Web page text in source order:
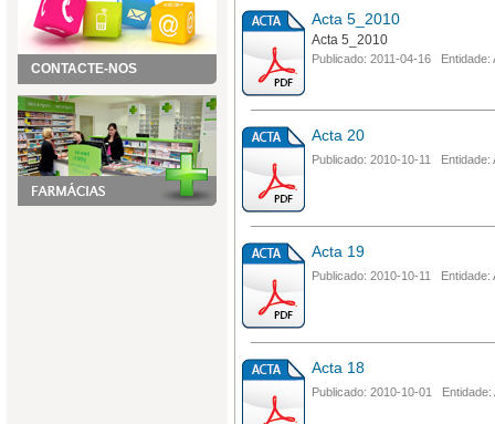
CONTACTE-NOS
Acta 5_2010
Acta 5_2010
Publicado: 2011-04-16 Entidade:
Acta 20
Publicado: 2010-10-11 Entidade:
Acta 19
Publicado: 2010-10-11 Entidade:
Acta 18
Publicado: 2010-10-01 Entidade: